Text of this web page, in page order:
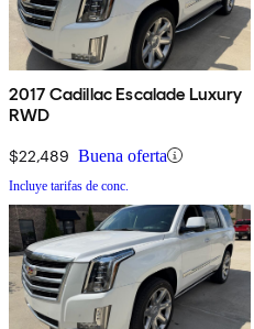
2017 Cadillac Escalade Luxury
RWD
$22,489 Buena oferta
Incluye tarifas de conc.